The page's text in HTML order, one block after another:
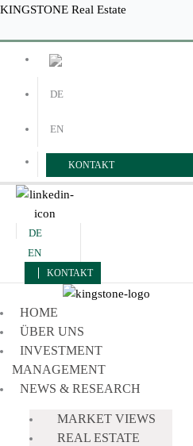
Zum
KINGSTONE Real Estate
Menü
DE
EN
KONTAKT
DE
EN
KONTAKT
Menü
HOME
ÜBER UNS
INVESTMENT
MANAGEMENT
NEWS & RESEARCH
MARKET VIEWS
REAL ESTATE